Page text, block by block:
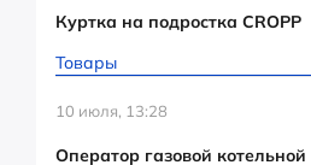
Куртка на подростка CROPP
Товары
10 июля, 13:28
Оператор газовой котельной